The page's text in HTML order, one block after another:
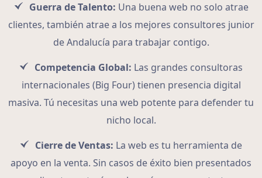
Guerra de Talento: Una buena web no solo atrae
clientes, también atrae a los mejores consultores junior
de Andalucía para trabajar contigo.
Competencia Global: Las grandes consultoras
internacionales (Big Four) tienen presencia digital
masiva. Tú necesitas una web potente para defender tu
nicho local.
Cierre de Ventas: La web es tu herramienta de
apoyo en la venta. Sin casos de éxito bien presentados